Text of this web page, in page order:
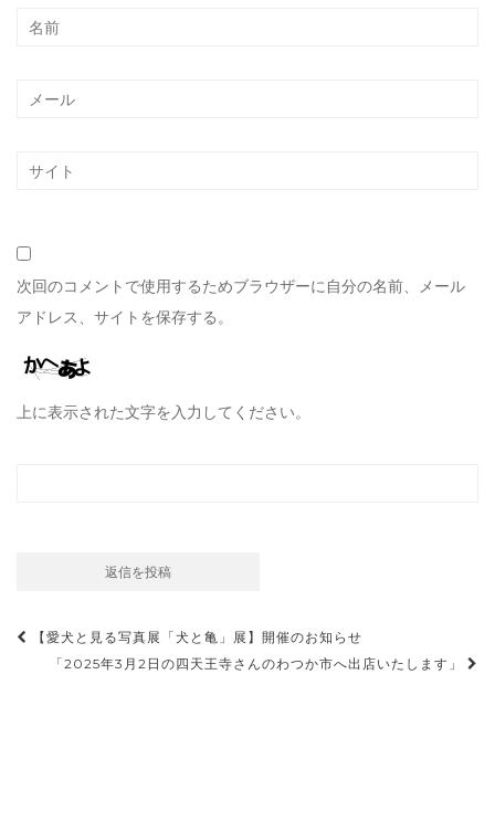
次回のコメントで使用するためブラウザーに自分の名前、メール
アドレス、サイトを保存する。
上に表示された文字を入力してください。
投【愛犬と見る写真展「犬と亀」展】開催のお知らせ
「2025年3月2日の四天王寺さんのわつか市へ出店いたします」